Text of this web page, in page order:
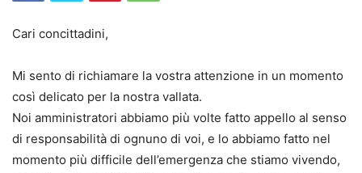
Cari concittadini,
Mi sento di richiamare la vostra attenzione in un momento
così delicato per la nostra vallata.
Noi amministratori abbiamo più volte fatto appello al senso
di responsabilità di ognuno di voi, e lo abbiamo fatto nel
momento più difficile dell’emergenza che stiamo vivendo,